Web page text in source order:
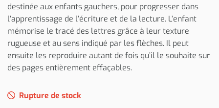
destinée aux enfants gauchers, pour progresser dans
l’apprentissage de l’écriture et de la lecture. L’enfant
mémorise le tracé des lettres grâce à leur texture
rugueuse et au sens indiqué par les flèches. Il peut
ensuite les reproduire autant de fois qu’il le souhaite sur
des pages entièrement effaçables.
Rupture de stock